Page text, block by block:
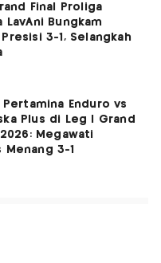
Final Proliga
LavAni Bungkam
Presisi 3-1, Selangkah
Pertamina Enduro vs
Plus di Leg I Grand
Megawati
Menang 3-1